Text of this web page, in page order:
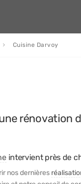
Cuisine Darvoy
rénovation
intervient près de
nos dernières